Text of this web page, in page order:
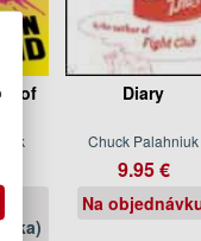
of
Diary
Chuck Palahniuk
9.95 €
Na